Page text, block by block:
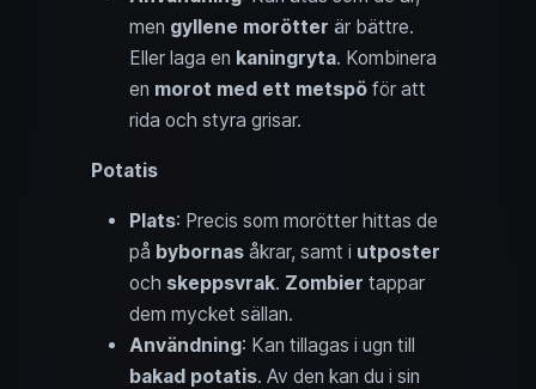
men gyllene morötter är bättre.
Eller laga en kaningryta. Kombinera
en morot med ett metspö för att
rida och styra grisar.
Potatis
Plats: Precis som morötter hittas de
på bybornas åkrar, samt i utposter
och skeppsvrak. Zombier tappar
dem mycket sällan.
Användning: Kan tillagas i ugn till
bakad potatis. Av den kan du i sin